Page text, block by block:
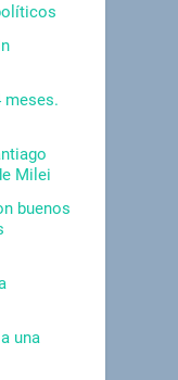
meses.
Milei
buenos
una